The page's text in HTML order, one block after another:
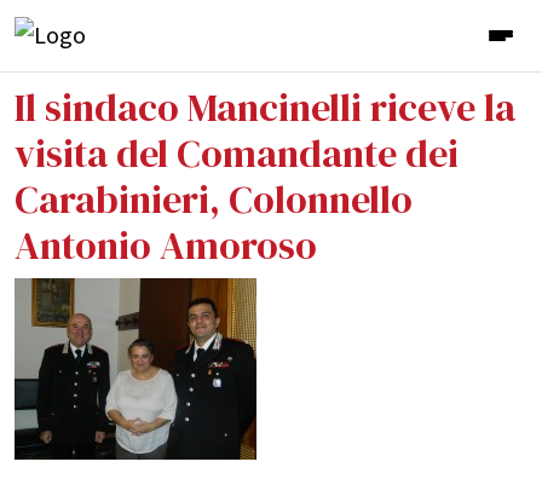
Il sindaco Mancinelli riceve la
visita del Comandante dei
Carabinieri, Colonnello
Antonio Amoroso